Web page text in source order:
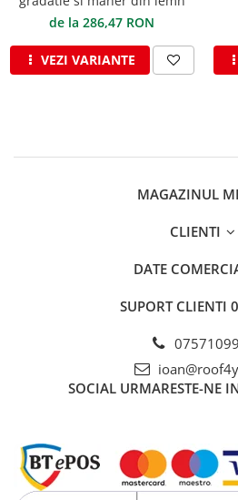
de la 286,47 RON
VEZI VARIANTE
MAGAZINUL
CLIENTI
DATE
SUPORT CLIENTI
SOCIAL URMARESTE-NE